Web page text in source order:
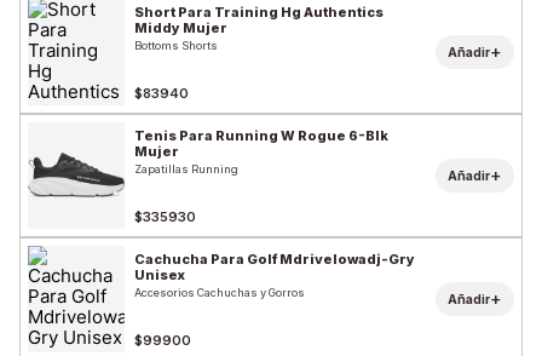
Short Para Training Hg Authentics
Middy Mujer
Bottoms Shorts
$83940
Añadir+
Tenis Para Running W Rogue 6-Blk
Mujer
Zapatillas Running
$335930
Añadir+
Cachucha Para Golf Mdrivelowadj-Gry
Unisex
Accesorios Cachuchas y Gorros
$99900
Añadir+